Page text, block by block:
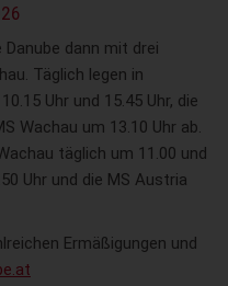
Danube dann mit drei
Täglich legen in
Uhr und 15.45 Uhr, die
Wachau um 13.10 Uhr ab.
täglich um 11.00 und
Uhr und die MS Austria
Ermäßigungen und